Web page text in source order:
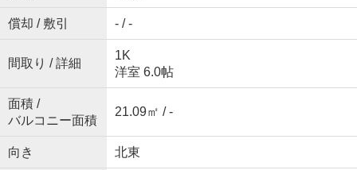
償却 / 敷引 - / -
間取り / 詳細
1K
洋室 6.0帖
面積 /
バルコニー面積
21.09㎡ / -
向き 北東